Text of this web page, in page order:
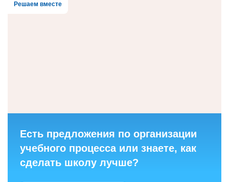
Решаем вместе
Есть предложения по организации
учебного процесса или знаете, как
сделать школу лучше?